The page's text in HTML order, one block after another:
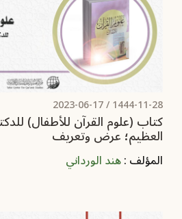
1444-11-28 /
2023-06-17
كتاب (علوم القرآن للأطفال)‏
العظيم؛ عرض وتعريف
المؤلف :هند الورداني